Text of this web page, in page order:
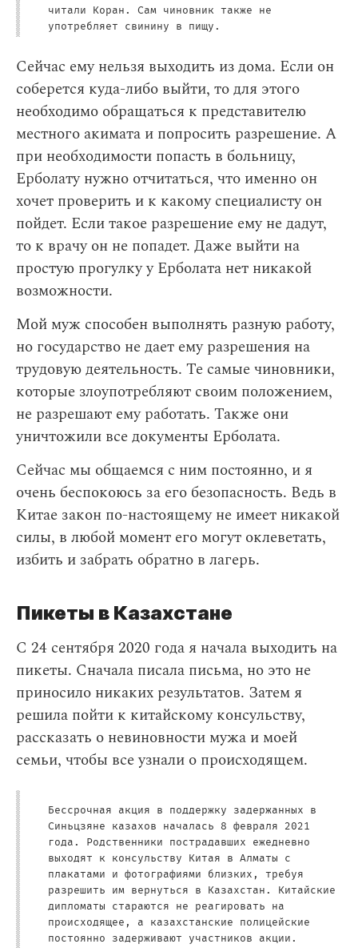
читали Коран. Сам чиновник также не
употребляет свинину в пищу.
Сейчас ему нельзя выходить из дома. Если он
соберется куда-либо выйти, то для этого
необходимо обращаться к представителю
местного акимата и попросить разрешение. А
при необходимости попасть в больницу,
Ерболату нужно отчитаться, что именно он
хочет проверить и к какому специалисту он
пойдет. Если такое разрешение ему не дадут,
то к врачу он не попадет. Даже выйти на
простую прогулку у Ерболата нет никакой
возможности.
Мой муж способен выполнять разную работу,
но государство не дает ему разрешения на
трудовую деятельность. Те самые чиновники,
которые злоупотребляют своим положением,
не разрешают ему работать. Также они
уничтожили все документы Ерболата.
Сейчас мы общаемся с ним постоянно, и я
очень беспокоюсь за его безопасность. Ведь в
Китае закон по-настоящему не имеет никакой
силы, в любой момент его могут оклеветать,
избить и забрать обратно в лагерь.
Пикеты в Казахстане
С 24 сентября 2020 года я начала выходить на
пикеты. Сначала писала письма, но это не
приносило никаких результатов. Затем я
решила пойти к китайскому консульству,
рассказать о невиновности мужа и моей
семьи, чтобы все узнали о происходящем.
Бессрочная акция в поддержку задержанных в
Синьцзяне казахов началась 8 февраля 2021
года. Родственники пострадавших ежедневно
выходят к консульству Китая в Алматы с
плакатами и фотографиями близких, требуя
разрешить им вернуться в Казахстан. Китайские
дипломаты стараются не реагировать на
происходящее, а казахстанские полицейские
постоянно задерживают участников акции.